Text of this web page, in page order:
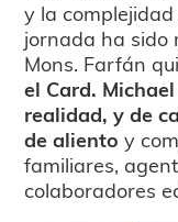
y la
jornada ha sido
Mons. Farfán
el Card.
realidad, y de
de aliento y
familiares,
colaboradores